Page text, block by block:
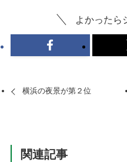
よかったら
横浜の夜景が第２位
関連記事